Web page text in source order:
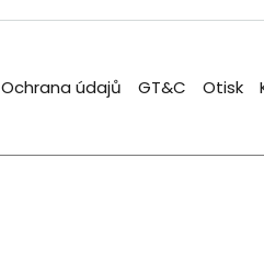
Ochrana údajů GT&C Otisk